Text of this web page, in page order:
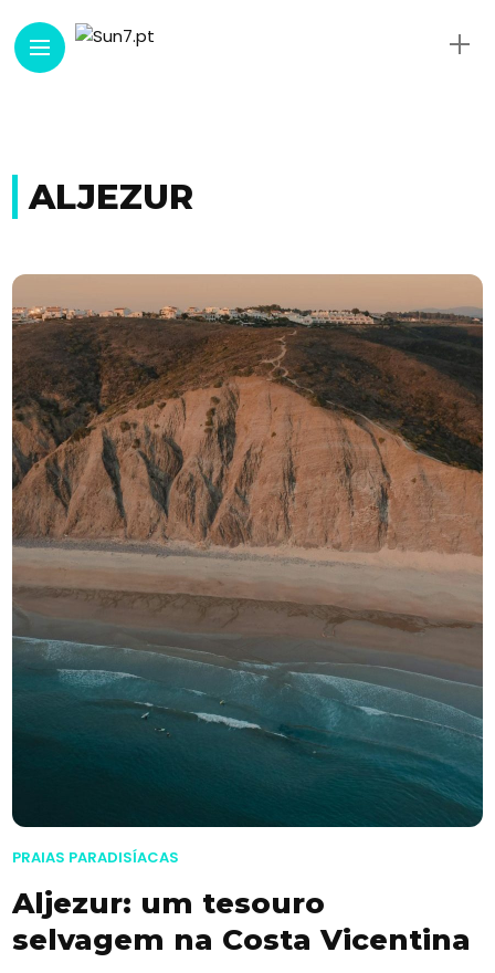
ALJEZUR
PRAIAS PARADISÍACAS
Aljezur: um tesouro
selvagem na Costa Vicentina